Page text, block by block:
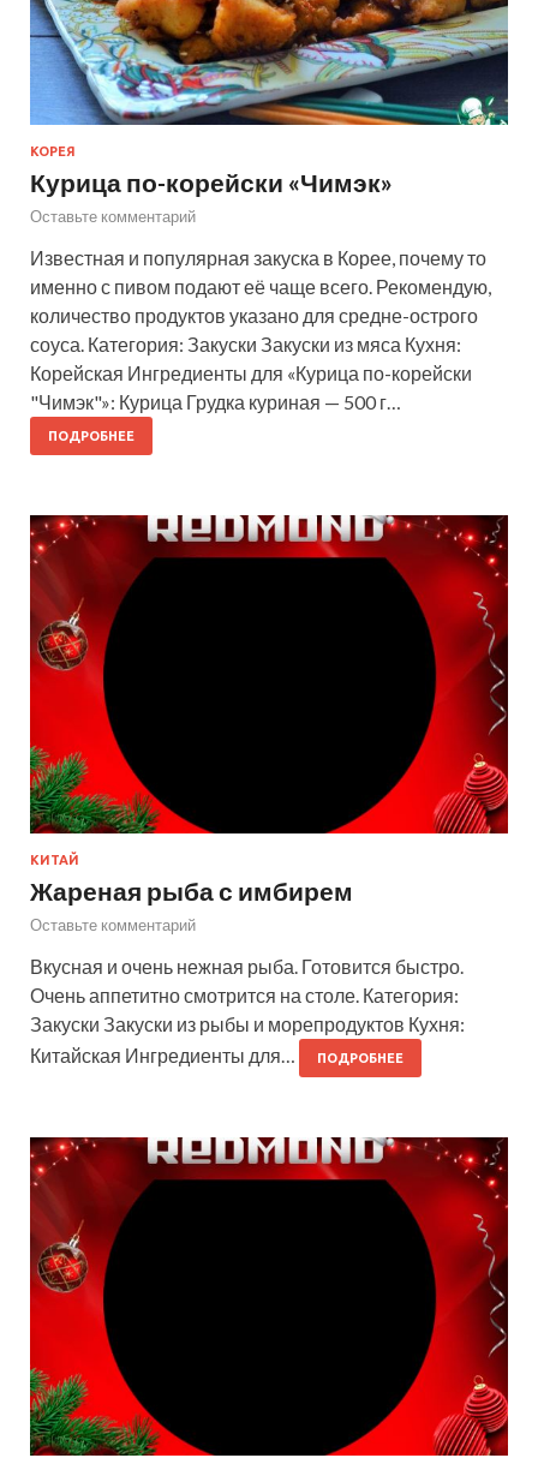
КОРЕЯ
Курица по-корейски «Чимэк»
Оставьте комментарий
Известная и популярная закуска в Корее, почему то
именно с пивом подают её чаще всего. Рекомендую,
количество продуктов указано для средне-острого
соуса. Категория: Закуски Закуски из мяса Кухня:
Корейская Ингредиенты для «Курица по-корейски
"Чимэк"»: Курица Грудка куриная — 500 г…
ПОДРОБНЕЕ
КИТАЙ
Жареная рыба с имбирем
Оставьте комментарий
Вкусная и очень нежная рыба. Готовится быстро.
Очень аппетитно смотрится на столе. Категория:
Закуски Закуски из рыбы и морепродуктов Кухня:
Китайская Ингредиенты для…
ПОДРОБНЕЕ